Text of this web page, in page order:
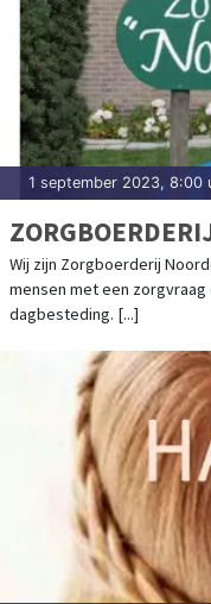
1 september 2023, 8:00
Wij zijn Zorgboerderij
mensen met een
dagbesteding. [...]